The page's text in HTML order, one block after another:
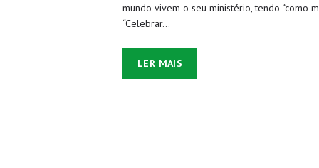
mundo vivem o seu ministério, tendo “como
“Celebrar…
LER MAIS